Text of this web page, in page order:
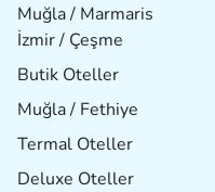
Muğla / Marmaris
İzmir / Çeşme
Butik Oteller
Muğla / Fethiye
Termal Oteller
Deluxe Oteller